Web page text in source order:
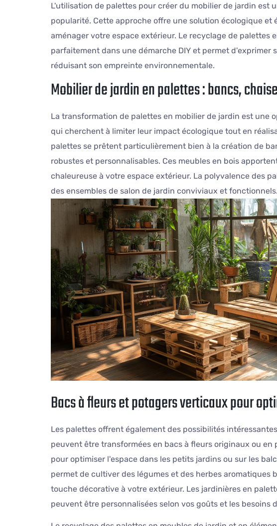
L'utilisation de palettes pour créer du mobilier de jardin est
popularité. Cette approche offre une solution écologique et
aménager votre espace extérieur. Le recyclage de palettes
parfaitement dans une démarche DIY et permet d'exprimer
réduisant son empreinte environnementale.
Mobilier de jardin en palettes : bancs,
La transformation de palettes en mobilier de jardin est une
qui cherchent à limiter leur impact écologique tout en
palettes se prêtent particulièrement bien à la création de
robustes et personnalisables. Ces meubles en bois
chaleureuse à votre espace extérieur. La polyvalence des
des ensembles de salon de jardin conviviaux et fonctionnels.
Bacs à fleurs et potagers verticaux pour
Les palettes offrent également des possibilités
peuvent être transformées en bacs à fleurs originaux ou en
pour optimiser l'espace dans les petits jardins ou sur les
permet de cultiver des légumes et des herbes aromatiques
touche décorative à votre extérieur. Les jardinières en
peuvent être personnalisées selon vos goûts et les besoins